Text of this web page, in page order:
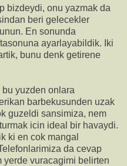
bizdeydi, onu yazmak da
beri gelecekler
En sonunda
ayarlayabildik. Iki
bunu denk getirene
yuzden onlara
barbekusunden uzak
guzeldi sansimiza, nem
icin ideal bir havaydi.
ki en cok mangal
da cevap
vuracagimi belirten